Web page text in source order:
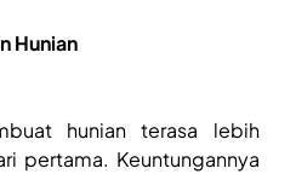
Hunian
hunian terasa lebih
pertama. Keuntungannya